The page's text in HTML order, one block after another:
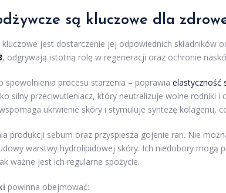
są kluczowe dla
jest dostarczenie jej odpowiednich składników
, odgrywają istotną rolę w regeneracji oraz ochronie
spowolnienia procesu starzenia – poprawia elastyczność
silny przeciwutleniacz, który neutralizuje wolne rodniki i
ukrwienie skóry i stymuluje syntezę kolagenu,
produkcji sebum oraz przyspiesza gojenie ran. Nie
warstwy hydrolipidowej skóry. Ich niedobory mogą
ważne jest ich regularne spożycie.
powinna obejmować: